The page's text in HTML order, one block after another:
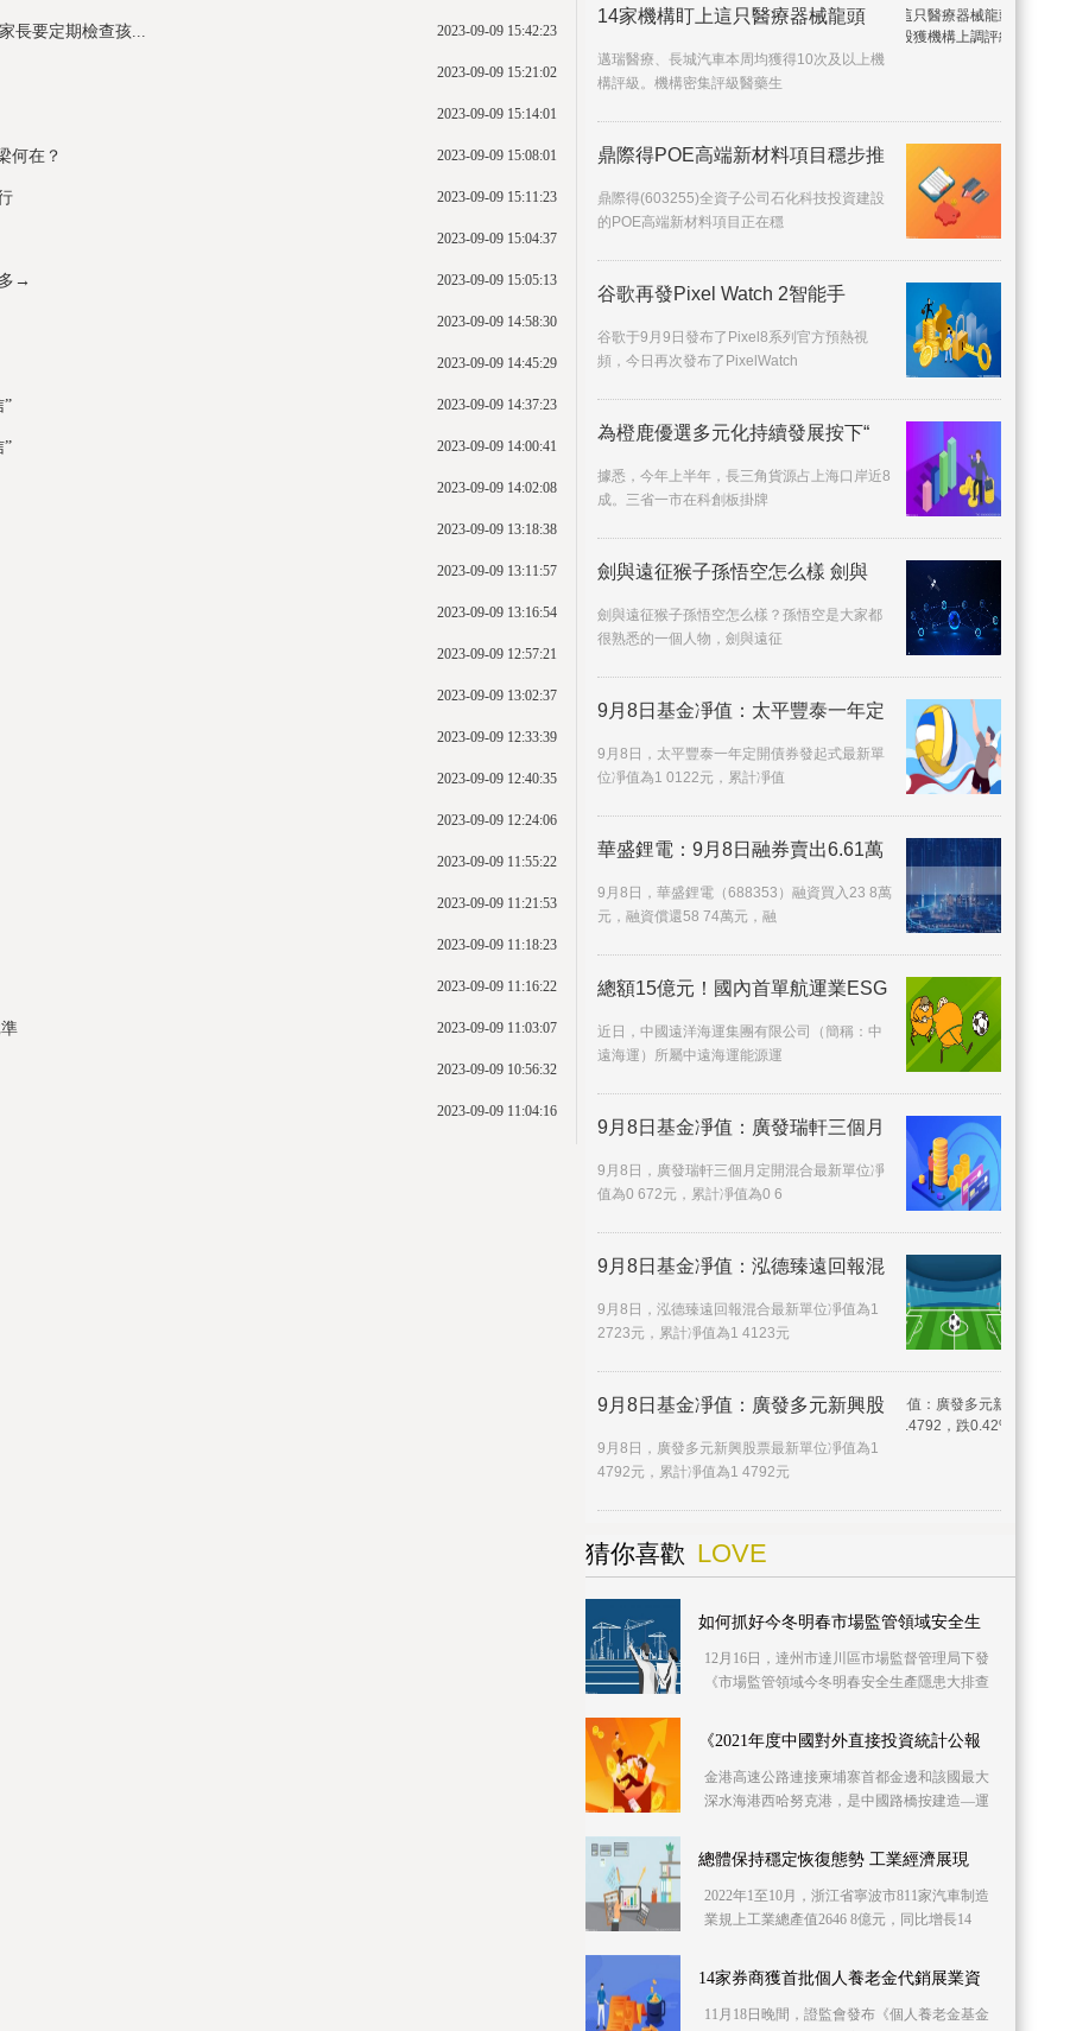
2023-09-09 15:42:23
長要定期檢查孩...
2023-09-09 15:21:02
2023-09-09 15:14:01
2023-09-09 15:08:01
何在？
2023-09-09 15:11:23
2023-09-09 15:04:37
2023-09-09 15:05:13
→
2023-09-09 14:58:30
2023-09-09 14:45:29
2023-09-09 14:37:23
”
2023-09-09 14:00:41
”
2023-09-09 14:02:08
2023-09-09 13:18:38
2023-09-09 13:11:57
2023-09-09 13:16:54
2023-09-09 12:57:21
2023-09-09 13:02:37
2023-09-09 12:33:39
2023-09-09 12:40:35
2023-09-09 12:24:06
2023-09-09 11:55:22
2023-09-09 11:21:53
2023-09-09 11:18:23
2023-09-09 11:16:22
2023-09-09 11:03:07
2023-09-09 10:56:32
2023-09-09 11:04:16
14家機構盯上這只醫療器械龍頭
邁瑞醫療、長城汽車本周均獲得10次及以上機
構評級。機構密集評級醫藥生
鼎際得POE高端新材料項目穩步推
鼎際得(603255)全資子公司石化科技投資建設
的POE高端新材料項目正在穩
谷歌再發Pixel Watch 2智能手
谷歌于9月9日發布了Pixel8系列官方預熱視
頻，今日再次發布了PixelWatch
為橙鹿優選多元化持續發展按下“
據悉，今年上半年，長三角貨源占上海口岸近8
成。三省一市在科創板掛牌
劍與遠征猴子孫悟空怎么樣 劍與
劍與遠征猴子孫悟空怎么樣？孫悟空是大家都
很熟悉的一個人物，劍與遠征
9月8日基金凈值：太平豐泰一年定
9月8日，太平豐泰一年定開債券發起式最新單
位凈值為1 0122元，累計凈值
華盛鋰電：9月8日融券賣出6.61萬
9月8日，華盛鋰電（688353）融資買入23 8萬
元，融資償還58 74萬元，融
總額15億元！國內首單航運業ESG
近日，中國遠洋海運集團有限公司（簡稱：中
遠海運）所屬中遠海運能源運
9月8日基金凈值：廣發瑞軒三個月
9月8日，廣發瑞軒三個月定開混合最新單位凈
值為0 672元，累計凈值為0 6
9月8日基金凈值：泓德臻遠回報混
9月8日，泓德臻遠回報混合最新單位凈值為1
2723元，累計凈值為1 4123元
9月8日基金凈值：廣發多元新興股
9月8日，廣發多元新興股票最新單位凈值為1
4792元，累計凈值為1 4792元
猜你喜歡 LOVE
如何抓好今冬明春市場監管領域安全生
12月16日，達州市達川區市場監督管理局下發
《市場監管領域今冬明春安全生產隱患大排查
2022年12月16日起至2023年3月15日，全面聚焦
城鎮燃氣、特種設備、危險化學品、煙花爆
《2021年度中國對外直接投資統計公報
金港高速公路連接柬埔寨首都金邊和該國最大
深水海港西哈努克港，是中國路橋按建造—運
量標準，橫跨5個省份，全長187 05公里，雙向
四車道。金港高速公路通車后，從金邊到
總體保持穩定恢復態勢 工業經濟展現
2022年1至10月，浙江省寧波市811家汽車制造
業規上工業總產值2646 8億元，同比增長14
工廠的總裝車間作業。今年以來，受疫情多發
散發、市場需求不振等因素影響，國內工業
14家券商獲首批個人養老金代銷展業資
11月18日晚間，證監會發布《個人養老金基金